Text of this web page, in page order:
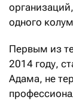
одного
Первым из
2014 году,
Адама, не